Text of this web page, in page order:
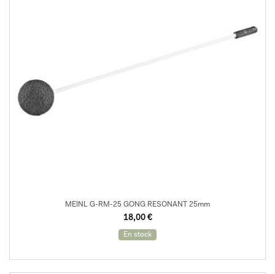
MEINL G-RM-25 GONG RESONANT 25mm
18,00 €
En stock